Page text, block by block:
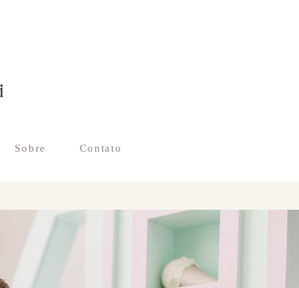
Sobre Contato